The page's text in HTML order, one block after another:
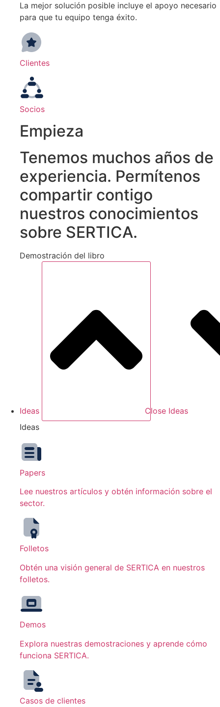
La mejor solución posible incluye el apoyo necesario
para que tu equipo tenga éxito.
Clientes
Socios
Empieza
Tenemos muchos años de
experiencia. Permítenos
compartir contigo
nuestros conocimientos
sobre SERTICA.
Demostración del libro
Ideas
Close Ideas
Ideas
Papers
Lee nuestros artículos y obtén información sobre el
sector.
Folletos
Obtén una visión general de SERTICA en nuestros
folletos.
Demos
Explora nuestras demostraciones y aprende cómo
funciona SERTICA.
Casos de clientes